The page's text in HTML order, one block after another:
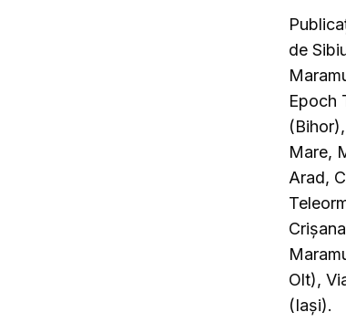
de
Epoch
Mare,
Arad,
Olt),
(Iași).